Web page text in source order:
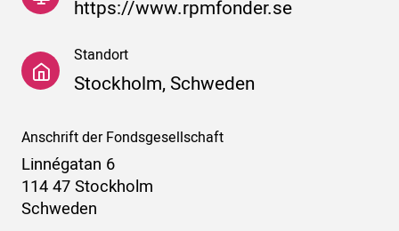
https://www.rpmfonder.se
Standort
Stockholm, Schweden
Anschrift der Fondsgesellschaft
Linnégatan 6
114 47 Stockholm
Schweden